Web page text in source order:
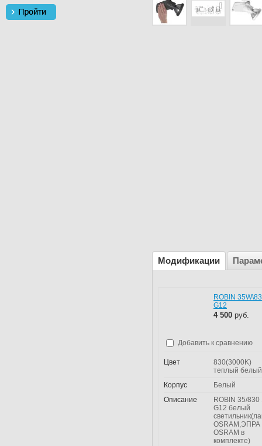
Модификации
ROBIN
G12
4 500 руб.
Добавить к сравнению
Цвет
830(3000K)
теплый белый
Корпус
Белый
Описание
ROBIN 35/830
G12 белый
OSRAM,ЭПРА
OSRAM в
комплекте)